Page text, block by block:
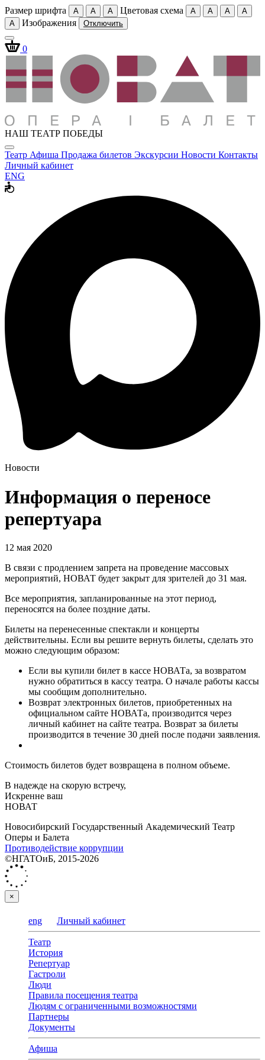
Размер шрифта A A A Цветовая схема A A A
A
A
Изображения Отключить
0
НАШ ТЕАТР ПОБЕДЫ
Театр Афиша Продажа билетов Экскурсии Новости Контакты
Личный кабинет
ENG
Новости
Информация о переносе
репертуара
12 мая 2020
В связи с продлением запрета на проведение массовых
мероприятий, НОВАТ будет закрыт для зрителей до 31 мая.
Все мероприятия, запланированные на этот период,
переносятся на более поздние даты.
Билеты на перенесенные спектакли и концерты
действительны. Если вы решите вернуть билеты, сделать это
можно следующим образом:
Если вы купили билет в кассе НОВАТа, за возвратом
нужно обратиться в кассу театра. О начале работы кассы
мы сообщим дополнительно.
Возврат электронных билетов, приобретенных на
официальном сайте НОВАТа, производится через
личный кабинет на сайте театра. Возврат за билеты
производится в течение 30 дней после подачи заявления.
Стоимость билетов будет возвращена в полном объеме.
В надежде на скорую встречу,
Искренне ваш
НОВАТ
Новосибирский Государственный Академический Театр
Оперы и Балета
Противодействие коррупции
©НГАТОиБ, 2015-2026
×
eng Личный кабинет
Театр
История
Репертуар
Гастроли
Люди
Правила посещения театра
Людям с ограниченными возможностями
Партнеры
Документы
Афиша